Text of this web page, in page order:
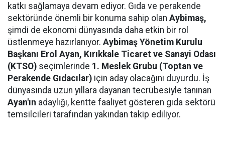
katkı sağlamaya devam ediyor. Gıda ve perakende
sektöründe önemli bir konuma sahip olan Aybimaş,
şimdi de ekonomi dünyasında daha etkin bir rol
üstlenmeye hazırlanıyor. Aybimaş Yönetim Kurulu
Başkanı Erol Ayan, Kırıkkale Ticaret ve Sanayi Odası
(KTSO) seçimlerinde 1. Meslek Grubu (Toptan ve
Perakende Gıdacılar) için aday olacağını duyurdu. İş
dünyasında uzun yıllara dayanan tecrübesiyle tanınan
Ayan'ın adaylığı, kentte faaliyet gösteren gıda sektörü
temsilcileri tarafından yakından takip ediliyor.